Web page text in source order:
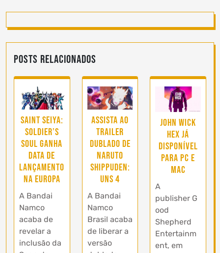
Posts Relacionados
Saint Seiya:
Soldier’s
Soul ganha
data de
lançamento
na Europa
A Bandai
Namco
acaba de
revelar a
inclusão da
Assista ao
trailer
dublado de
Naruto
Shippuden:
UNS 4
A Bandai
Namco
Brasil acaba
de liberar a
versão
John Wick
Hex já
disponível
para PC e
MAC
A
publisher G
ood
Shepherd
Entertainm
ent, em